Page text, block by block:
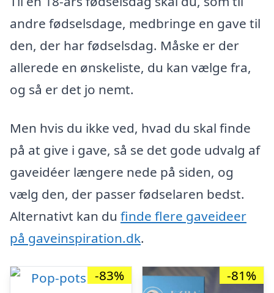
andre fødselsdage, medbringe en gave til
den, der har fødselsdag. Måske er der
allerede en ønskeliste, du kan vælge fra,
og så er det jo nemt.
Men hvis du ikke ved, hvad du skal finde
på at give i gave, så se det gode udvalg af
gaveidéer længere nede på siden, og
vælg den, der passer fødselaren bedst.
Alternativt kan du finde flere gaveideer
på gaveinspiration.dk.
-83% -81%